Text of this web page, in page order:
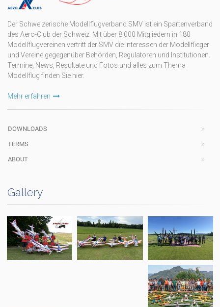
Der Schweizerische Modellflugverband SMV ist ein Spartenverband
des Aero-Club der Schweiz. Mit über 8'000 Mitgliedern in 180
Modellflugvereinen vertritt der SMV die Interessen der Modellflieger
und Vereine gegegenüber Behörden, Regulatoren und Institutionen.
Termine, News, Resultate und Fotos und alles zum Thema
Modellflug finden Sie hier.
Mehr erfahren
DOWNLOADS
TERMS
ABOUT
Gallery